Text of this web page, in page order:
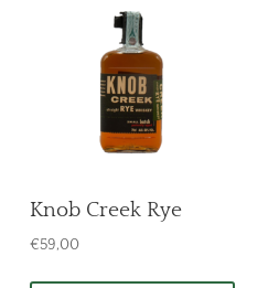
Knob Creek Rye
€59,00